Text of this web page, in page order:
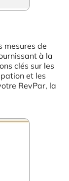
mesures de
à la
clés sur les
et les
RevPar, la